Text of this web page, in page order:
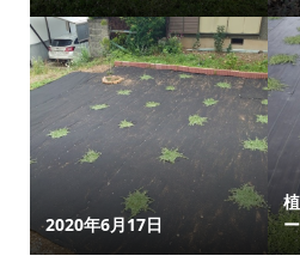
2020年6月17日